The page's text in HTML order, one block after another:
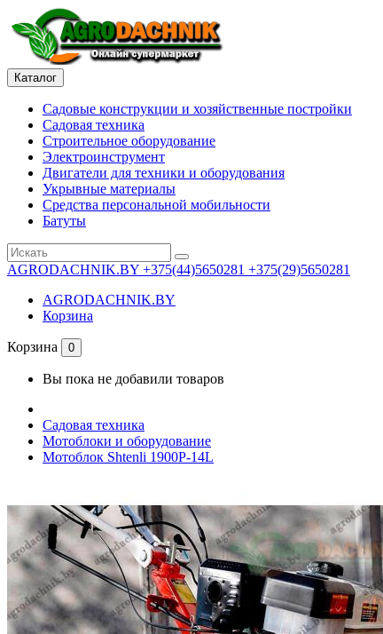
Каталог
Садовые конструкции и хозяйственные постройки
Садовая техника
Строительное оборудование
Электроинструмент
Двигатели для техники и оборудования
Укрывные материалы
Средства персональной мобильности
Батуты
AGRODACHNIK.BY +375(44)5650281 +375(29)5650281
AGRODACHNIK.BY
Корзина
Корзина 0
Вы пока не добавили товаров
Садовая техника
Мотоблоки и оборудование
Мотоблок Shtenli 1900P-14L